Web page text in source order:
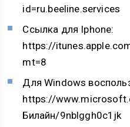
id=ru.beeline.services
Ссылка для Iphone:
https://
mt=8
Для Windows
https://
Билайн/9nblggh0c1jk